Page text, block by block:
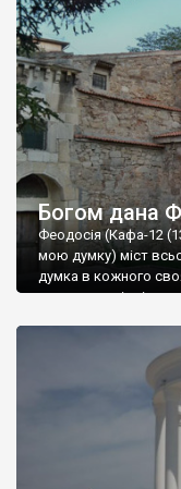
Богом дана
Феодосія (Кафа-12
мою думку) міст
думка в кожного
запрошую відвідати